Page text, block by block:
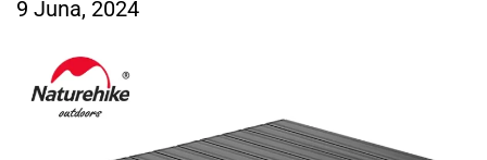
– TRPEZARIJSKI NAMESTAJ
9 Juna, 2024